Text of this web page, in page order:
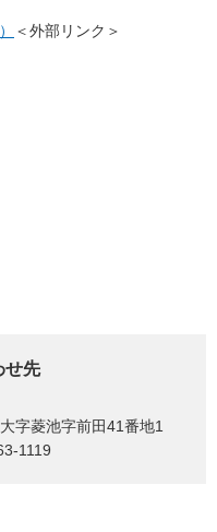
＜外部リンク＞
せ先
字菱池字前田41番地1
1119